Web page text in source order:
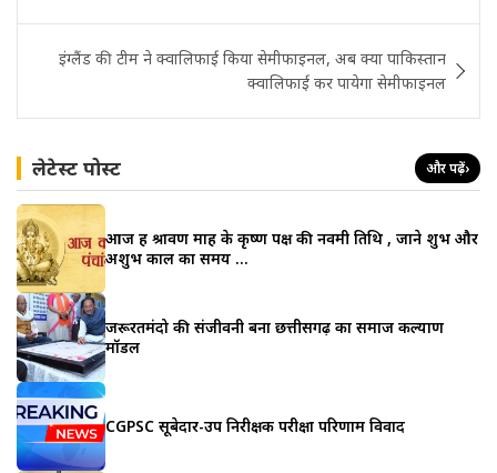
इंग्लैंड की टीम ने क्वालिफाई किया सेमीफाइनल, अब क्या पाकिस्तान
क्वालिफाई कर पायेगा सेमीफाइनल
लेटेस्ट पोस्ट और पढ़ें›
आज हैं श्रावण माह के कृष्ण पक्ष की नवमी तिथि , जाने शुभ और
अशुभ काल का समय …
जरूरतमंदो की संजीवनी बना छत्तीसगढ़ का समाज कल्याण
मॉडल
CGPSC सूबेदार-उप निरीक्षक परीक्षा परिणाम विवाद